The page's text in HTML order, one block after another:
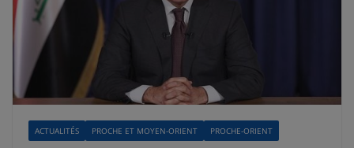
ACTUALITÉS PROCHE ET MOYEN-ORIENT PROCHE-ORIENT